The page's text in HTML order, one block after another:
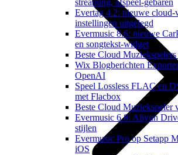
streaming, afspeel-gebaren
Evertag 4.2: nieuwe
instellingen uitgelegd
Evermusic 8.6: nieuwe
en songtekst-widget
Beste Cloud
Wix Blogberichten
OpenAI
Speel Lossless FLAC en
met Flacbox
Beste Cloud Muziekspeler
Evermusic 6.8: Aliyun
stijlen
Evermusic Pro op Setapp
iOS